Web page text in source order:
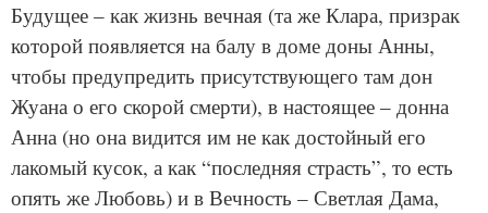
Будущее – как жизнь вечная (та же Клара, призрак
которой появляется на балу в доме доны Анны,
чтобы предупредить присутствующего там дон
Жуана о его скорой смерти), в настоящее – донна
Анна (но она видится им не как достойный его
лакомый кусок, а как “последняя страсть”, то есть
опять же Любовь) и в Вечность – Светлая Дама,